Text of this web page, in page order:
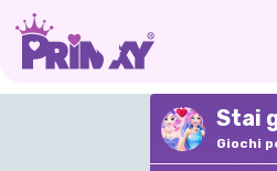
Stai
Giochi